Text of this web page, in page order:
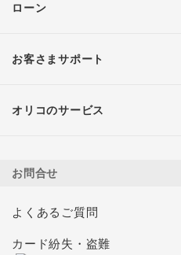
ローン
お客さまサポート
オリコのサービス
お問合せ
よくあるご質問
カード紛失・盗難